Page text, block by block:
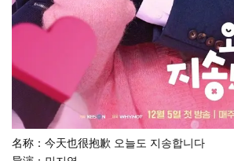
名称：今天也很抱歉 오늘도 지송합니다